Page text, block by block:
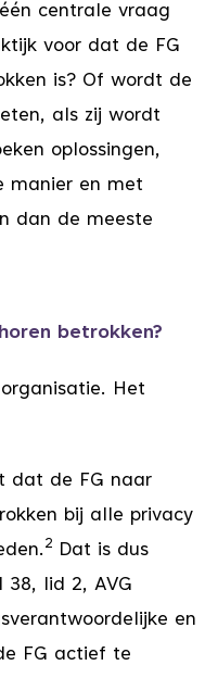
centrale vraag
voor dat de FG
is? Of wordt de
als zij wordt
oplossingen,
manier en met
dan de meeste
betrokken?
Het
dat de FG naar
bij alle privacy
2
Dat is dus
lid 2, AVG
en
FG actief te